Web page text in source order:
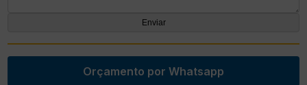
Orçamento por Whatsapp